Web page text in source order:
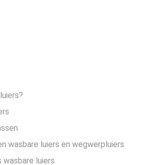
wasbare luiers en wegwerpluiers
luiers